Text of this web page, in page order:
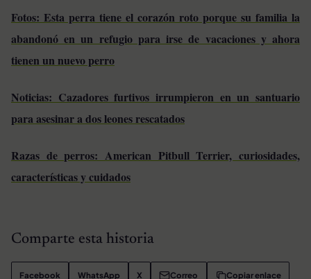
Fotos: Esta perra tiene el corazón roto porque su familia la
abandonó en un refugio para irse de vacaciones y ahora
tienen un nuevo perro
Noticias: Cazadores furtivos irrumpieron en un santuario
para asesinar a dos leones rescatados
Razas de perros: American Pitbull Terrier, curiosidades,
características y cuidados
Comparte esta historia
Facebook WhatsApp X Correo Copiar enlace